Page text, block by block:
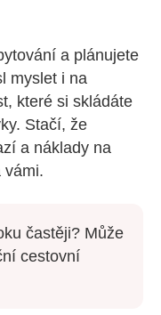
a plánujete
myslet i na
které si skládáte
Stačí, že
a náklady na
vámi.
častěji? Může
cestovní